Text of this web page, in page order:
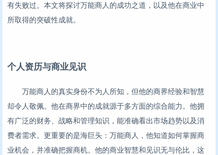
有失败过。本文将探讨万能商人的成功之道，以及他在商业中
所取得的突破性成就。
个人资历与商业见识
万能商人的真实身份不为人所知，但他的商界经验和智慧
却令人敬佩。他在商界中的成就源于多方面的综合能力。他拥
有广泛的财务、战略和管理知识，能准确看出市场趋势以及消
费者需求。更重要的是海巨头：万能商人，他知道如何掌握商
业机会，并准确把握商机。他的商业智慧和见识无与伦比，这